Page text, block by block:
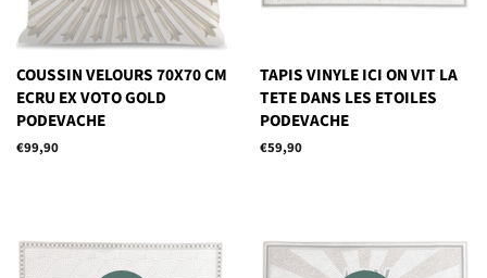
COUSSIN VELOURS 70X70 CM
ECRU EX VOTO GOLD
PODEVACHE
Prix
€99,90
TAPIS VINYLE ICI ON VIT LA
TETE DANS LES ETOILES
PODEVACHE
Prix
€59,90